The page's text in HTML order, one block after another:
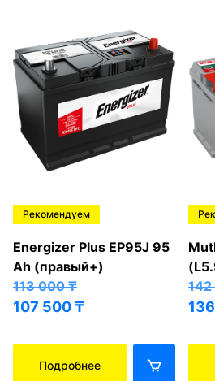
Рекомендуем
Energizer Plus EP95J 95
Ah (правый+)
113 000₸
107 500₸
Подробнее